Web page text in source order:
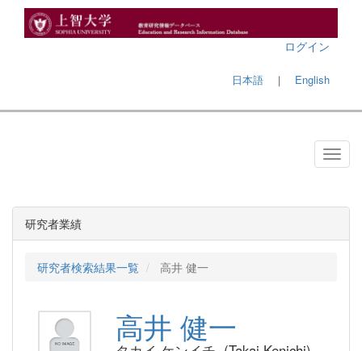
ログイン
日本語 ｜ English
研究者業績
研究者検索結果一覧 高井 健一
高井 健一